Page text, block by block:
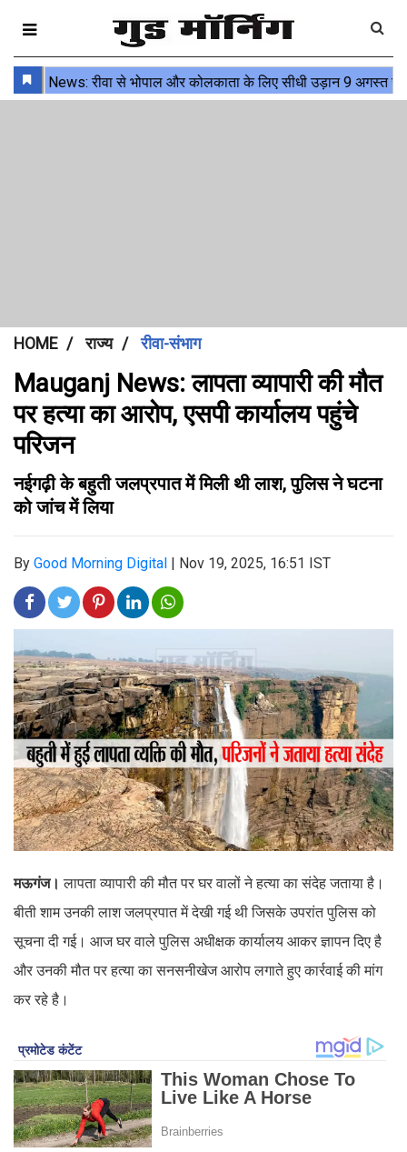
HOME राज्य रीवा-संभाग
Mauganj News: लापता व्यापारी की मौत
पर हत्या का आरोप, एसपी कार्यालय पहुंचे
परिजन
नईगढ़ी के बहुती जलप्रपात में मिली थी लाश, पुलिस ने घटना
को जांच में लिया
By Good Morning Digital | Nov 19, 2025, 16:51 IST
मऊगंज।लापता व्यापारी की मौत पर घर वालों ने हत्या का संदेह जताया है।
बीती शाम उनकी लाश जलप्रपात में देखी गई थी जिसके उपरांत पुलिस को
सूचना दी गई। आज घर वाले पुलिस अधीक्षक कार्यालय आकर ज्ञापन दिए है
और उनकी मौत पर हत्या का सनसनीखेज आरोप लगाते हुए कार्रवाई की मांग
कर रहे है।